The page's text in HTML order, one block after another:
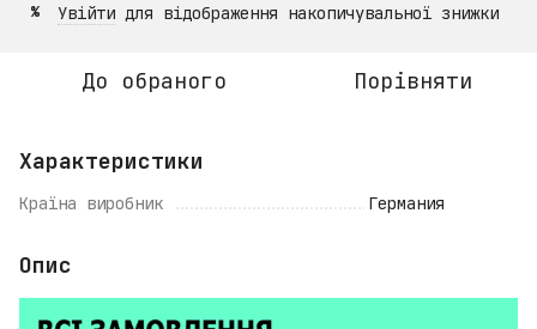
% Увійти для відображення накопичувальної знижки
До обраного Порівняти
Характеристики
Країна виробник Германия
Опис